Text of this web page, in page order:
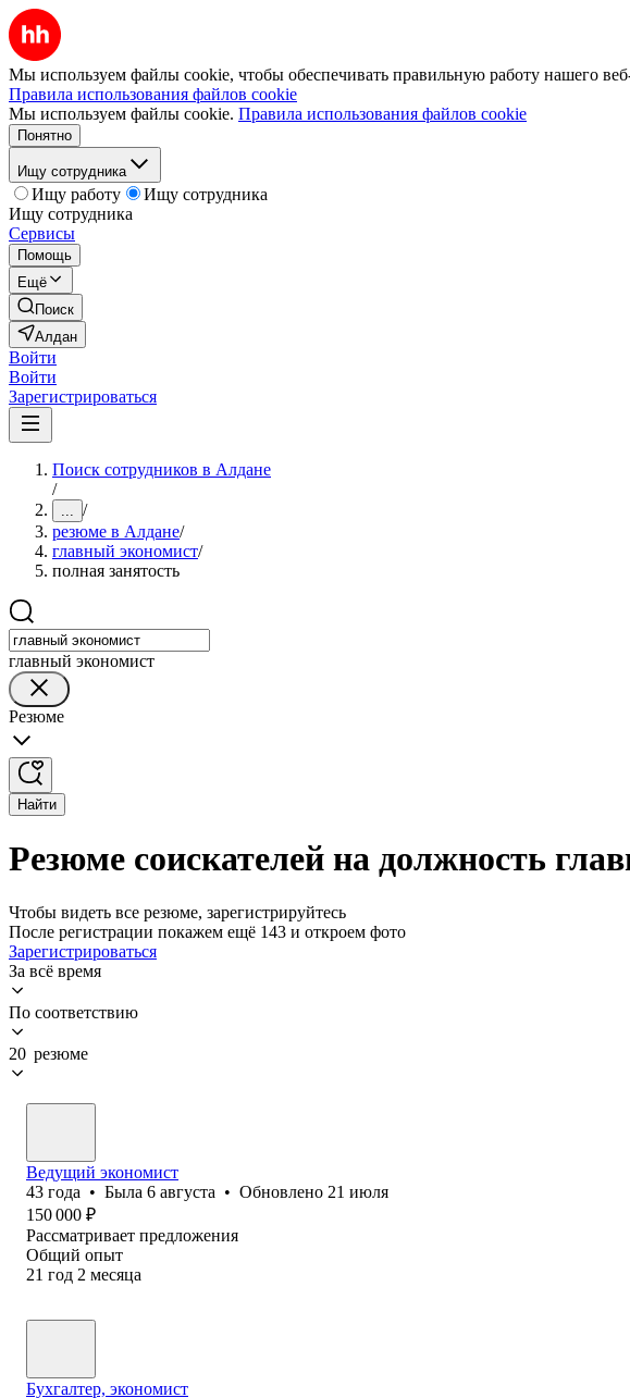
Мы используем файлы cookie, чтобы обеспечивать правильную работу нашего
Правила использования файлов cookie
Мы используем файлы cookie. Правила использования файлов cookie
Понятно
Ищу сотрудника
Ищу работу
Ищу сотрудника
Ищу сотрудника
Сервисы
Помощь
Ещё
Поиск
Алдан
Войти
Войти
Зарегистрироваться
Поиск сотрудников в Алдане
/
... /
резюме в Алдане/
главный экономист/
полная занятость
главный экономист
Резюме
Найти
Резюме соискателей на должность
Чтобы видеть все резюме, зарегистрируйтесь
После регистрации покажем ещё 143 и откроем фото
Зарегистрироваться
За всё время
По соответствию
20 резюме
Ведущий экономист
43 года • Была 6 августа • Обновлено 21 июля
150 000 ₽
Рассматривает предложения
Общий опыт
21 год 2 месяца
Бухгалтер, экономист